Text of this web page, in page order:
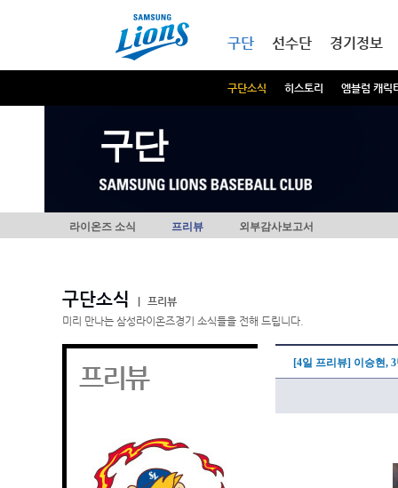
구단
구단소식 히스토리 엠블럼 캐릭
선수단 경기정보
구단
라이온즈 소식 프리뷰 외부감사보고서
구단소식
프리뷰
미리 만나는 삼성라이온즈경기 소식들을 전해 드립니다.
프리뷰 [4일 프리뷰] 이승현,